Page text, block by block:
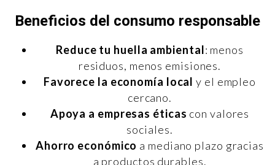
Beneficios del consumo responsable
Reduce tu huella ambiental: menos
residuos, menos emisiones.
Favorece la economía local y el empleo
cercano.
Apoya a empresas éticas con valores
sociales.
Ahorro económico a mediano plazo gracias
a productos durables.